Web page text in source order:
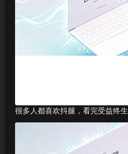
很多人都喜欢抖腿，看完受益终生